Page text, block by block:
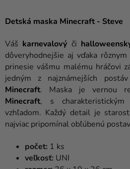
Detská maska Minecraft - Steve
Váš karnevalový či
dôveryhodnejšie aj vďaka rôznym
prinesie vášmu malému hráčovi
jedným z najznámejších
Minecraft. Maska je vernou
Minecraft, s
vzhľadom. Každý detail je
najviac pripomínal obľúbenú
počet: 1 ks
veľkosť: UNI